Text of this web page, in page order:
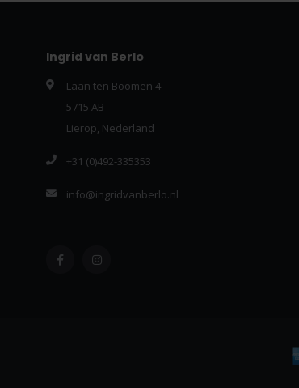
Ingrid van Berlo
Laan ten Boomen 4
5715 AB
Lierop, Nederland
+31 (0)492-335353
info@ingridvanberlo.nl